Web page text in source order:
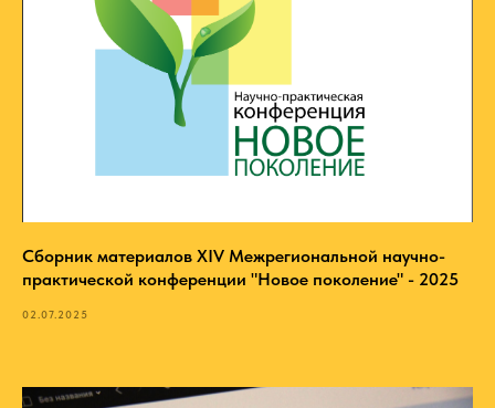
Сборник материалов XIV Межрегиональной научно-
практической конференции "Новое поколение" - 2025
02.07.2025